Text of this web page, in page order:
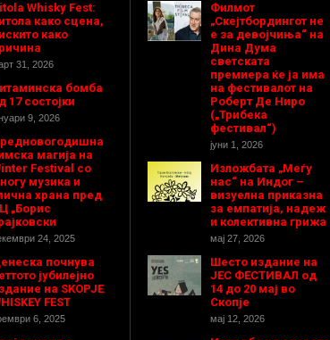
Whisky Fest:
како сцена,
како
31, 2026
бомба
17 состојки
9, 2026
магија на
Festival со
музика и
храна пред
„Борис
24, 2025
почнува
јубилејно
на SKOPJE
FEST
6, 2025
Филмот
„Скејтбордингот не
е за девојчиња“ на
Дина Дума
светската
премиера ќе ја има
на фестивалот на
Роберт Де Ниро
(„Трибека
фестивал“)
јуни 1, 2026
Изложбата „Меѓу
нас“ на Индог –
визуелна приказна
за емпатија, надеж
и колективна грижа
мај 27, 2026
Шесто издание на
ЈЕС ФЕСТИВАЛ од
14 до 20 мај во
Скопје
мај 12, 2026